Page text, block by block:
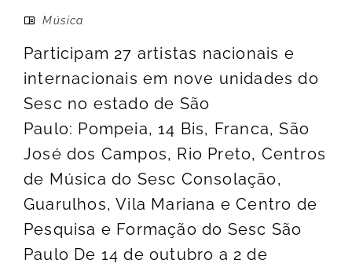
Música
Participam 27 artistas nacionais e
internacionais em nove unidades do
Sesc no estado de São
Paulo: Pompeia, 14 Bis, Franca, São
José dos Campos, Rio Preto, Centros
de Música do Sesc Consolação,
Guarulhos, Vila Mariana e Centro de
Pesquisa e Formação do Sesc São
Paulo De 14 de outubro a 2 de